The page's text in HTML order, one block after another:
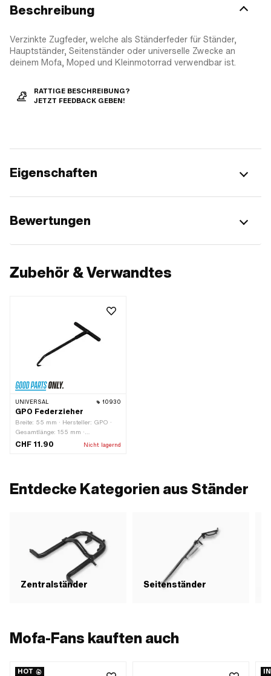
Beschreibung
Verzinkte Zugfeder, welche als Ständerfeder für Ständer,
Hauptständer, Seitenständer oder universelle Zwecke an
deinem Mofa, Moped und Kleinmotorrad verwendbar ist.
RATTIGE BESCHREIBUNG?
JETZT FEEDBACK GEBEN!
Eigenschaften
Bewertungen
Zubehör & Verwandtes
UNIVERSAL 10930
GPO Federzieher
Breite: 55 mm · Hersteller: GPO ·
Gesamtlänge: 155 mm ·
Anwendungsbereich:
CHF 11.90 Nicht lagernd
Entdecke Kategorien aus Ständer
Zentralständer Seitenständer
Mofa-Fans kauften auch
HOT